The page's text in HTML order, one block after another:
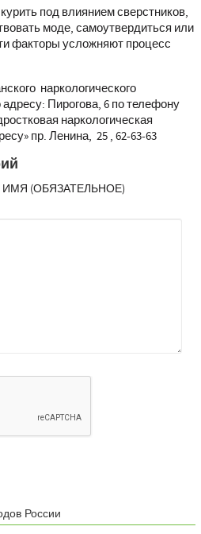
под влиянием сверстников,
моде, самоутвердиться или
факторы усложняют процесс
наркологического
Пирогова, 6 по телефону
наркологическая
пр. Ленина, 25 , 62-63-63
ИМЯ (ОБЯЗАТЕЛЬНОЕ)
России